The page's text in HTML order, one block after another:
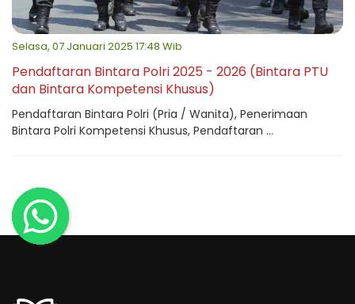
Selasa, 07 Januari 2025 17:48 Wib
Pendaftaran Bintara Polri 2025 - 2026 (Bintara PTU
dan Bintara Kompetensi Khusus)
Pendaftaran Bintara Polri (Pria / Wanita), Penerimaan
Bintara Polri Kompetensi Khusus, Pendaftaran ...